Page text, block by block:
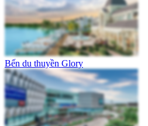
Bến du thuyền Glory